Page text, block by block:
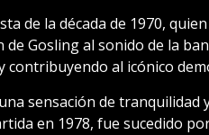
de la década de 1970,
Gosling al sonido de la
al icónico
sensación de
en 1978, fue sucedido